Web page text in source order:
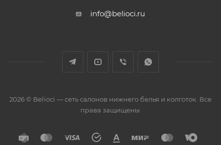
info@belioci.ru
2026 © Belioci — сеть салонов нижнего белья и колготок. Все
права защищены.